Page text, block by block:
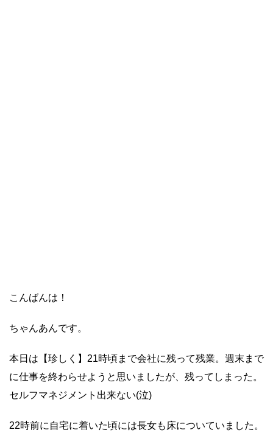
こんばんは！
ちゃんあんです。
本日は【珍しく】21時頃まで会社に残って残業。週末まで
に仕事を終わらせようと思いましたが、残ってしまった。
セルフマネジメント出来ない(泣)
22時前に自宅に着いた頃には長女も床についていました。